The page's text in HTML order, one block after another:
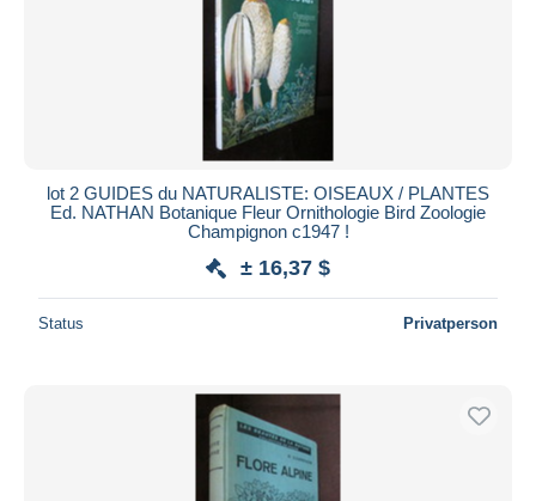
lot 2 GUIDES du NATURALISTE: OISEAUX / PLANTES
Ed. NATHAN Botanique Fleur Ornithologie Bird Zoologie
Champignon c1947 !
± 16,37 $
Status Privatperson